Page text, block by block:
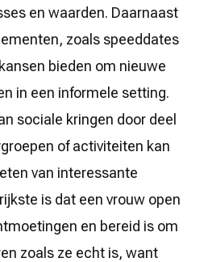
en waarden. Daarnaast
zoals speeddates
bieden om nieuwe
in een informele setting.
sociale kringen door deel
of activiteiten kan
van interessante
is dat een vrouw open
en bereid is om
zoals ze echt is, want